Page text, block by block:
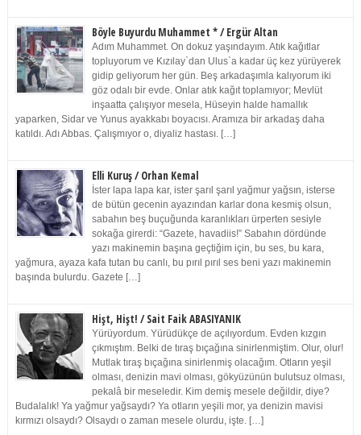
Böyle Buyurdu Muhammet * / Ergür Altan
Adım Muhammet. On dokuz yaşındayım. Atık kağıtlar
topluyorum ve Kızılay`dan Ulus`a kadar üç kez yürüyerek
gidip geliyorum her gün. Beş arkadaşımla kalıyorum iki
göz odalı bir evde. Onlar atık kağıt toplamıyor; Mevlüt
inşaatta çalışıyor mesela, Hüseyin halde hamallık
yaparken, Sidar ve Yunus ayakkabı boyacısı. Aramıza bir arkadaş daha
katıldı. Adı Abbas. Çalışmıyor o, diyaliz hastası. […]
Elli Kuruş / Orhan Kemal
İster lapa lapa kar, ister şarıl şarıl yağmur yağsın, isterse
de bütün gecenin ayazından karlar dona kesmiş olsun,
sabahın beş buçuğunda karanlıkları ürperten sesiyle
sokağa girerdi: “Gazete, havadiis!” Sabahın dördünde
yazı makinemin başına geçtiğim için, bu ses, bu kara,
yağmura, ayaza kafa tutan bu canlı, bu pırıl pırıl ses beni yazı makinemin
başında bulurdu. Gazete […]
Hişt, Hişt! / Sait Faik ABASIYANIK
Yürüyordum. Yürüdükçe de açılıyordum. Evden kızgın
çıkmıştım. Belki de tıraş bıçağına sinirlenmiştim. Olur, olur!
Mutlak tıraş bıçağına sinirlenmiş olacağım. Otların yeşil
olması, denizin mavi olması, gökyüzünün bulutsuz olması,
pekalâ bir meseledir. Kim demiş mesele değildir, diye?
Budalalık! Ya yağmur yağsaydı? Ya otların yeşili mor, ya denizin mavisi
kırmızı olsaydı? Olsaydı o zaman mesele olurdu, işte. […]